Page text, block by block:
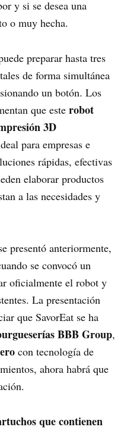
y si se desea una
o muy hecha.
preparar hasta tres
de forma simultánea
un botón. Los
que este robot
3D
para empresas e
rápidas, efectivas
elaborar productos
a las necesidades y
presentó anteriormente,
se convocó un
oficialmente el robot y
La presentación
que SavorEat se ha
BBB Group,
con tecnología de
ahora habrá que
que contienen